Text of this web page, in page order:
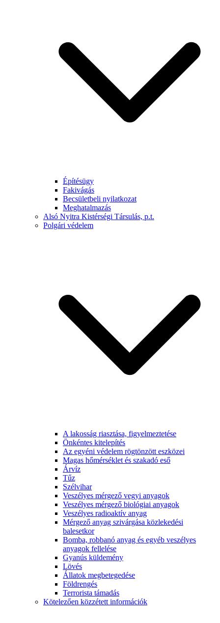
Építésügy
Fakivágás
Becsületbeli nyilatkozat
Meghatalmazás
Alsó Nyitra Kistérségi Társulás, p.t.
Polgári védelem
A lakosság riasztása, figyelmeztetése
Önkéntes kitelepítés
Az egyéni védelem rögtönzött eszközei
Magas hőmérséklet és szakadó eső
Árvíz
Tűz
Szélvihar
Veszélyes mérgező vegyi anyagok
Veszélyes mérgező biológiai anyagok
Veszélyes radioaktív anyag
Mérgező anyag szivárgása közlekedési
balesetkor
Bomba, robbanó anyag és egyéb veszélyes
anyagok fellelése
Gyanús küldemény
Lövés
Állatok megbetegedése
Földrengés
Terrorista támadás
Kötelezően közzétett információk